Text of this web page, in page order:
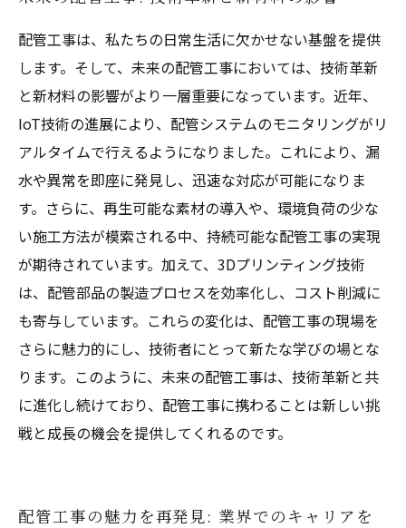
配管工事は、私たちの日常生活に欠かせない基盤を提供
します。そして、未来の配管工事においては、技術革新
と新材料の影響がより一層重要になっています。近年、
IoT技術の進展により、配管システムのモニタリングがリ
アルタイムで行えるようになりました。これにより、漏
水や異常を即座に発見し、迅速な対応が可能になりま
す。さらに、再生可能な素材の導入や、環境負荷の少な
い施工方法が模索される中、持続可能な配管工事の実現
が期待されています。加えて、3Dプリンティング技術
は、配管部品の製造プロセスを効率化し、コスト削減に
も寄与しています。これらの変化は、配管工事の現場を
さらに魅力的にし、技術者にとって新たな学びの場とな
ります。このように、未来の配管工事は、技術革新と共
に進化し続けており、配管工事に携わることは新しい挑
戦と成長の機会を提供してくれるのです。
配管工事の魅力を再発見: 業界でのキャリアを